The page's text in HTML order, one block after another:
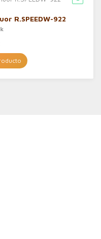
R.SPEEDW-922